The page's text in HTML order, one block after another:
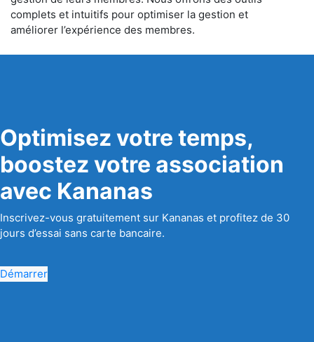
complets et intuitifs pour optimiser la gestion et
améliorer l’expérience des membres.
Optimisez votre temps,
boostez votre association
avec Kananas
Inscrivez-vous gratuitement sur Kananas et profitez de 30
jours d’essai sans carte bancaire.
Démarrer